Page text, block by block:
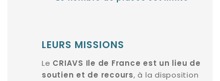
LEURS MISSIONS
Le CRIAVS Ile de France est un lieu de
soutien et de recours, à la disposition